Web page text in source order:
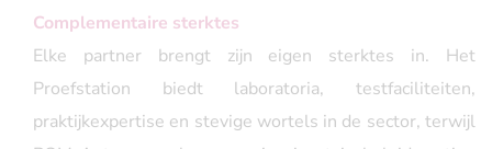
Complementaire sterktes
Elke partner brengt zijn eigen sterktes in. Het
Proefstation biedt laboratoria, testfaciliteiten,
praktijkexpertise en stevige wortels in de sector, terwijl